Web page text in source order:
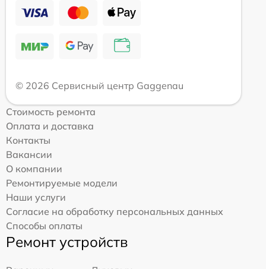
© 2026 Сервисный центр Gaggenau
Стоимость ремонта
Оплата и доставка
Контакты
Вакансии
О компании
Ремонтируемые модели
Наши услуги
Согласие на обработку персональных данных
Способы оплаты
Ремонт устройств